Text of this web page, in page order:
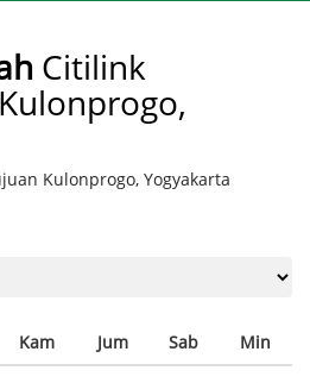
Citilink
Kulonprogo, Yogyakarta
Kam Jum Sab Min